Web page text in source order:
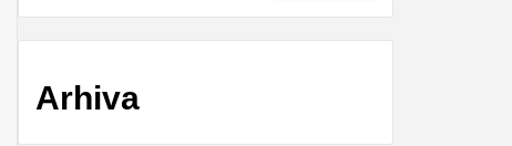
Arhiva